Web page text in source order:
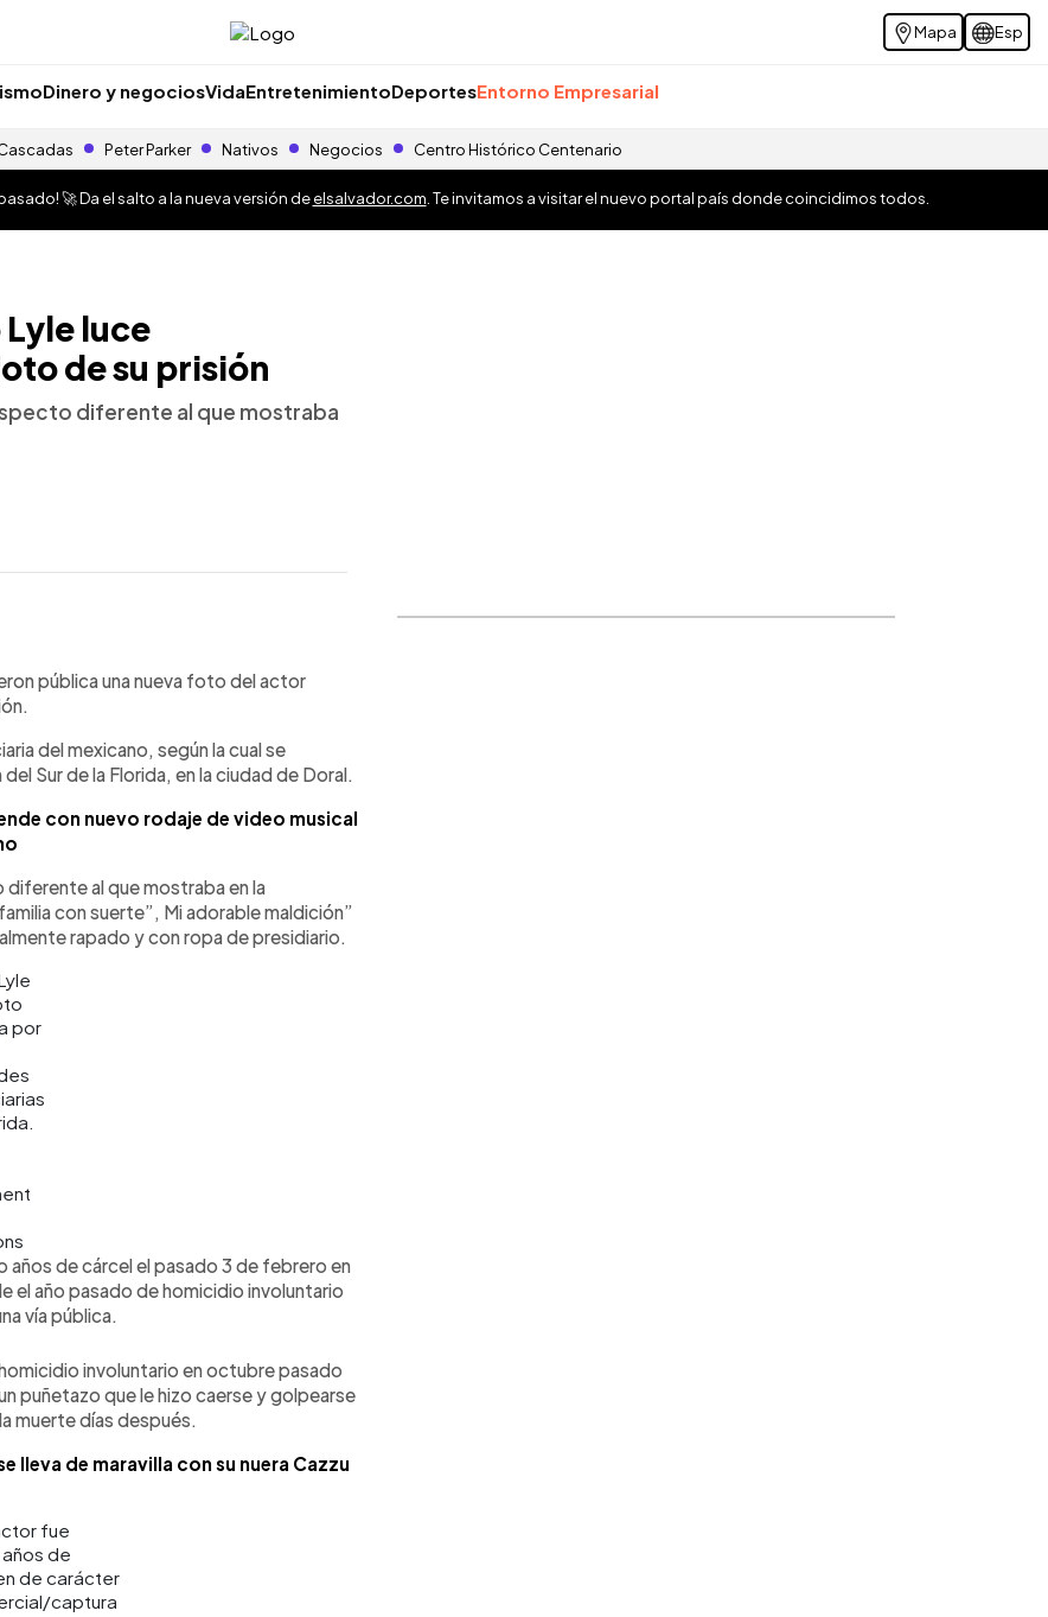
Mapa Esp
Dinero y negociosVidaEntretenimientoDeportesEntorno Empresarial
Peter Parker Nativos Negocios Centro Histórico Centenario
🚀 Da el salto a la nueva versión deelsalvador.com . Te invitamos a visitar el nuevo portal país donde coincidimos todos.
luce
de su prisión
diferente al que mostraba
pública una nueva foto del actor
del mexicano, según la cual se
Sur de la Florida, en la ciudad de Doral.
con nuevo rodaje de video musical
diferente al que mostraba en la
con suerte”, Mi adorable maldición”
rapado y con ropa de presidiario.
por
años de cárcel el pasado 3 de febrero en
el año pasado de homicidio involuntario
vía pública.
involuntario en octubre pasado
puñetazo que le hizo caerse y golpearse
muerte días después.
lleva de maravilla con su nuera Cazzu
fue
de
de carácter
captura